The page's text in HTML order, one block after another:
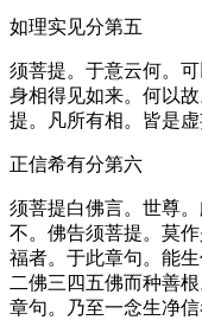
如理实见分第五
须菩提。于意云何。
身相得见如来。何以
提。凡所有相。皆是
正信希有分第六
须菩提白佛言。世尊
不。佛告须菩提。莫
福者。于此章句。能
二佛三四五佛而种善
章句。乃至一念生净